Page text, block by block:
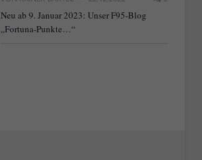
Neu ab 9. Januar 2023: Unser F95-Blog
„Fortuna-Punkte…“